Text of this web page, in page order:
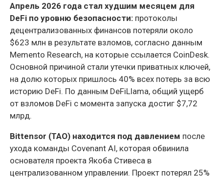
Апрель 2026 года стал худшим месяцем для
DeFi по уровню безопасности: протоколы
децентрализованных финансов потеряли около
$623 млн в результате взломов, согласно данным
Memento Research, на которые ссылается CoinDesk.
Основной причиной стали утечки приватных ключей,
на долю которых пришлось 40% всех потерь за всю
историю DeFi. По данным DeFiLlama, общий ущерб
от взломов DeFi с момента запуска достиг $7,72
млрд.
Bittensor (TAO) находится под давлением после
ухода команды Covenant AI, которая обвинила
основателя проекта Якоба Стивеса в
централизованном управлении. Проект потерял 25%